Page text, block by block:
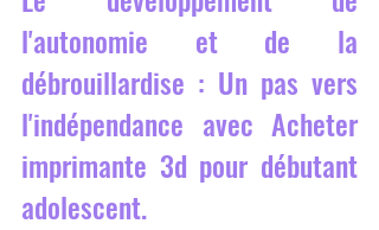
l'autonomie et de la
débrouillardise : Un pas vers
l'indépendance avec Acheter
imprimante 3d pour débutant
adolescent.